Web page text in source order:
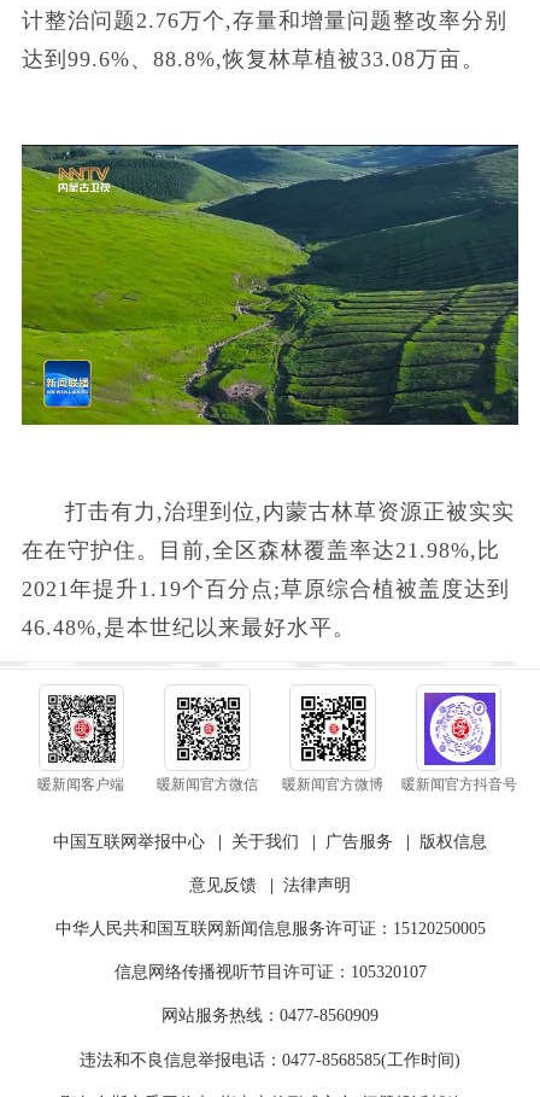
计整治问题2.76万个,存量和增量问题整改率分别
达到99.6%、88.8%,恢复林草植被33.08万亩。
打击有力,治理到位,内蒙古林草资源正被实实
在在守护住。目前,全区森林覆盖率达21.98%,比
2021年提升1.19个百分点;草原综合植被盖度达到
46.48%,是本世纪以来最好水平。
暖新闻客户端 暖新闻官方微信 暖新闻官方微博 暖新闻官方抖音号
中国互联网举报中心 | 关于我们 | 广告服务 | 版权信息
意见反馈 | 法律声明
中华人民共和国互联网新闻信息服务许可证：15120250005
信息网络传播视听节目许可证：105320107
网站服务热线：0477-8560909
违法和不良信息举报电话：0477-8568585(工作时间)